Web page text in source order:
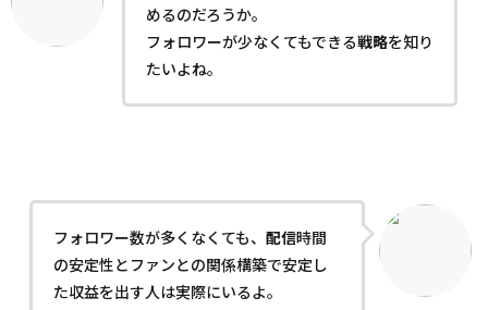
めるのだろうか。
フォロワーが少なくてもできる戦略を知り
たいよね。
フォロワー数が多くなくても、 配信時間
の安定性とファンとの関係構築で安定し
た収益を出す人は実際にいるよ。